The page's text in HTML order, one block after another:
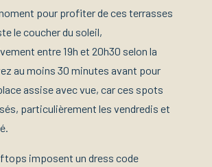
pour profiter de ces terrasses
le coucher du soleil,
entre 19h et 20h30 selon la
au moins 30 minutes avant pour
assise avec vue, car ces spots
particulièrement les vendredis et
imposent un dress code